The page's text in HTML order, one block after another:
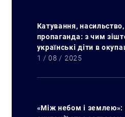
Катування, насильство,
пропаганда: з чим
українські діти в
1 / 08 / 2025
«Між небом і землею»: